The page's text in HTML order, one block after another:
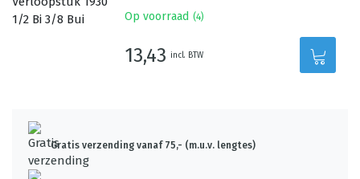
Op voorraad (4)
13,43 incl. BTW
Gratis verzending vanaf 75,- (m.u.v. lengtes)